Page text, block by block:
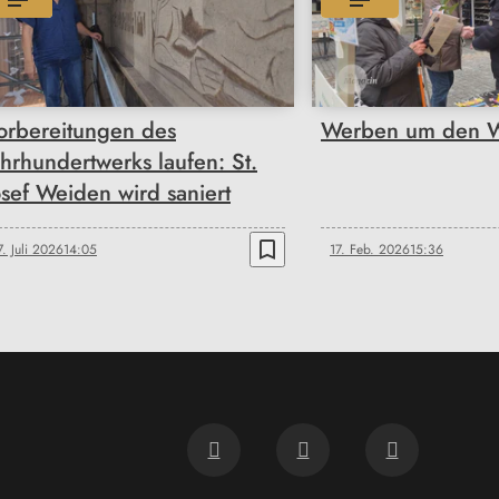
des
laufen: St.
Weiden wird saniert
Juli 202614:05 bookmark_border
Werben um den
17. Feb. 202615:36